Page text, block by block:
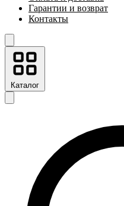
Гарантии и возврат
Контакты
Каталог